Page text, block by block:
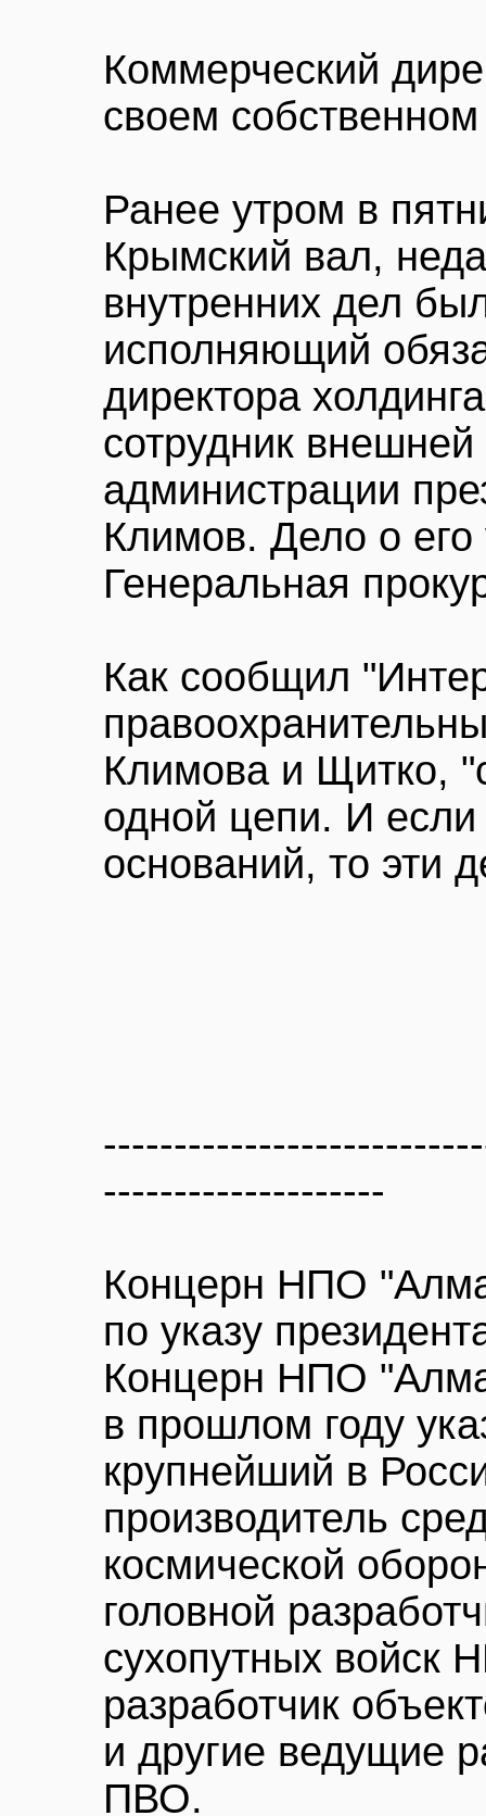
Коммерческий
своем
Ранее утром в
Крымский вал,
внутренних дел
исполняющий
директора
сотрудник внешней
администрации
Климов. Дело о его
Генеральная
Как сообщил
Климова и Щитко,
одной цепи. И если
оснований, то эти
--------------------
Концерн НПО
по указу
Концерн НПО
в прошлом году
крупнейший в
производитель
космической
головной
сухопутных войск
разработчик
и другие ведущие
ПВО.